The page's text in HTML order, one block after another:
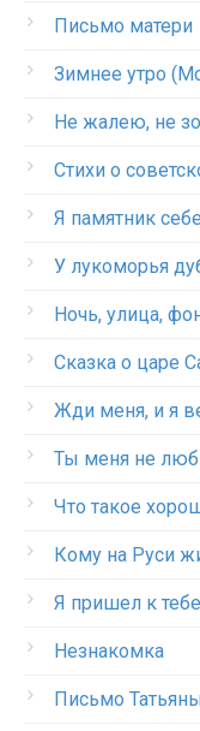
Письмо матери
Зимнее утро
Не жалею, не
Стихи о
Я памятник
У лукоморья
Ночь, улица,
Сказка о царе
Жди меня, и я
Ты меня не
Что такое
Кому на Руси
Я пришел к
Незнакомка
Письмо